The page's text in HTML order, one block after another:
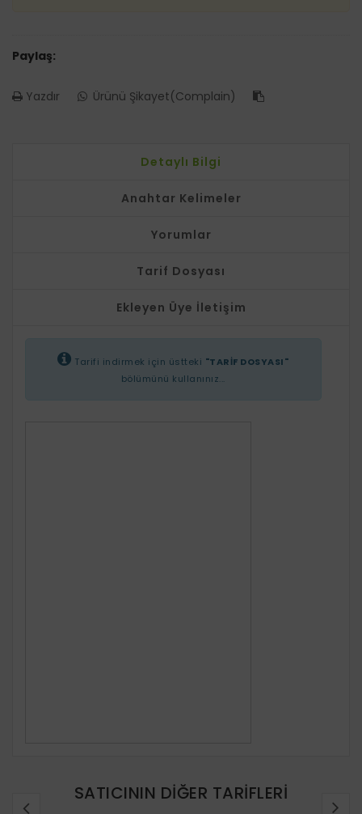
Paylaş:
Yazdır Ürünü Şikayet(Complain)
Detaylı Bilgi
Anahtar Kelimeler
Yorumlar
Tarif Dosyası
Ekleyen Üye İletişim
Tarifi indirmek için üstteki "TARİF DOSYASI"
bölümünü kullanınız...
SATICININ DIĞER TARIFLERI